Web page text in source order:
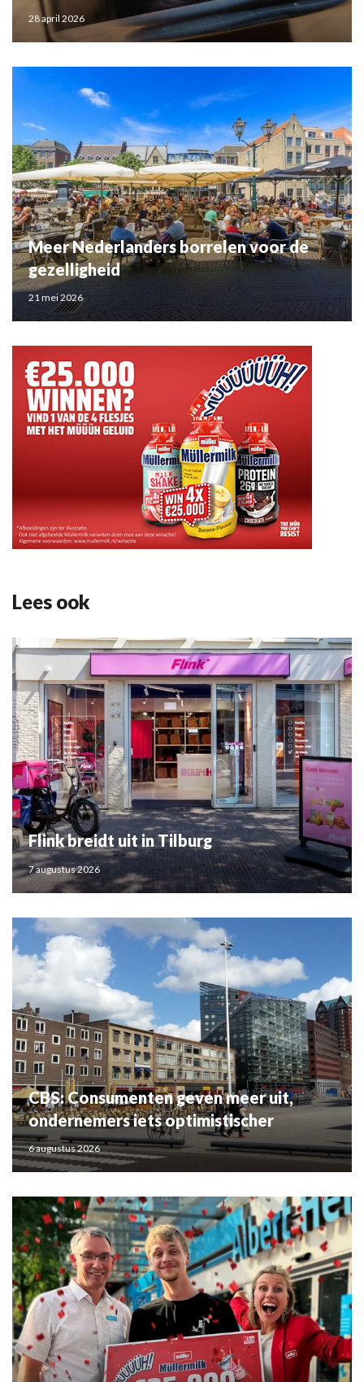
28 april 2026
Meer Nederlanders borrelen voor de
gezelligheid
21 mei 2026
Lees ook
Flink breidt uit in Tilburg
7 augustus 2026
CBS: Consumenten geven meer uit,
ondernemers iets optimistischer
6 augustus 2026